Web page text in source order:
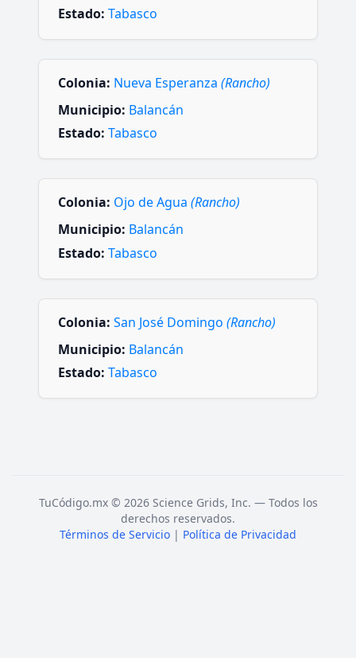
Estado: Tabasco
Colonia: Nueva Esperanza (Rancho)
Municipio: Balancán
Estado: Tabasco
Colonia: Ojo de Agua (Rancho)
Municipio: Balancán
Estado: Tabasco
Colonia: San José Domingo (Rancho)
Municipio: Balancán
Estado: Tabasco
TuCódigo.mx © 2026 Science Grids, Inc. — Todos los
derechos reservados.
Términos de Servicio | Política de Privacidad